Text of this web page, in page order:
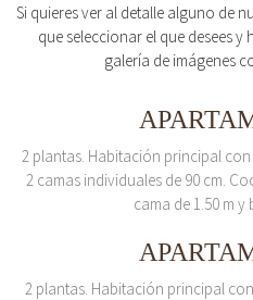
Si quieres ver al detalle alguno de
que seleccionar el que desees y
galería de imágenes
2 plantas. Habitación principal
2 camas individuales de 90 cm.
cama de 1.50 m
2 plantas. Habitación principal